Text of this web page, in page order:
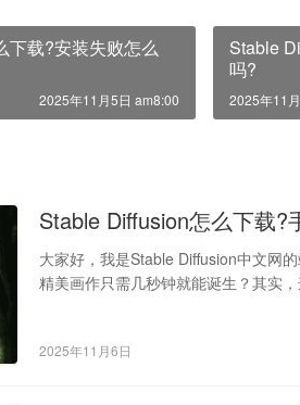
下载?安装失败怎么
2025年11月5日 am8:00
Stable
吗?
2025年11
Stable Diffusion怎么下载
大家好，我是Stable Diffusion中文网
精美画作只需几秒钟就能诞生？其实
2025年11月6日